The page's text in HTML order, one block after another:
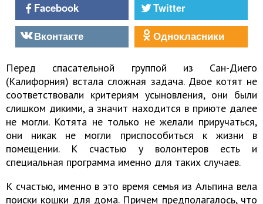
Facebook
Twitter
Вконтакте
Однокласники
Перед спасательной группой из Сан-Диего
(Калифорния) встала сложная задача. Двое котят не
соответствовали критериям усыновления, они были
слишком дикими, а значит находится в приюте далее
не могли. Котята не только не желали приручаться,
они никак не могли приспособиться к жизни в
помещении. К счастью у волонтеров есть и
специальная программа именно для таких случаев.
К счастью, именно в это время семья из Альпина вела
поиски кошки для дома. Причем предполагалось, что